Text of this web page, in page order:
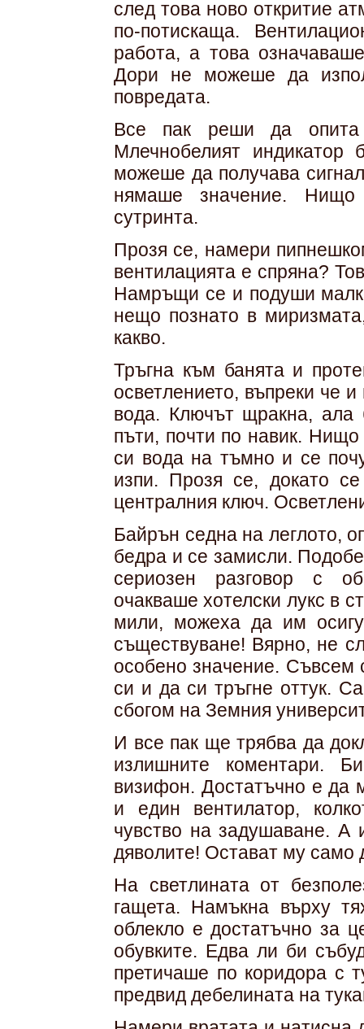
след това ново откритие
по-потискаща.
работа, а това
Дори не можеше да
повредата.
Все пак реши да
Млечнобелият индикатор
можеше да получава
нямаше значение.
сутринта.
Прозя се, намери
вентилацията е спряна?
Намръщи се и подуши
нещо познато в
какво.
Тръгна към банята и
осветлението, въпреки че
вода. Ключът щракна, ала
пъти, почти по навик.
си вода на тъмно и се
изпи. Прозя се, докато
централния ключ.
Байрън седна на леглото,
бедра и се замисли.
сериозен разговор с
очакваше хотелски лукс в
мили, можеха да им
съществуване! Вярно, не
особено значение.
си и да си тръгне оттук.
сбогом на Земния
И все пак ще трябва да
излишните коментари.
визифон. Достатъчно е да
и един вентилатор,
чувство на задушаване. А
дяволите! Остават му само
На светлината от
гащета. Намъкна върху
облекло е достатъчно за
обувките. Едва ли би
претичаше по коридора с
предвид дебелината на